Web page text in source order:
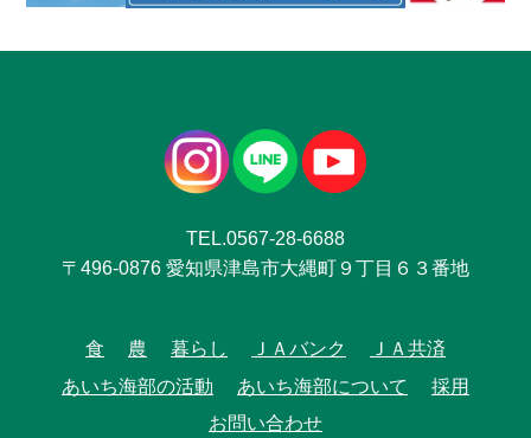
TEL.0567-28-6688
〒496-0876 愛知県津島市大縄町９丁目６３番地
食 農 暮らし ＪＡバンク
ＪＡ共済
あいち海部の活動
あいち海部について
採用
お問い合わせ